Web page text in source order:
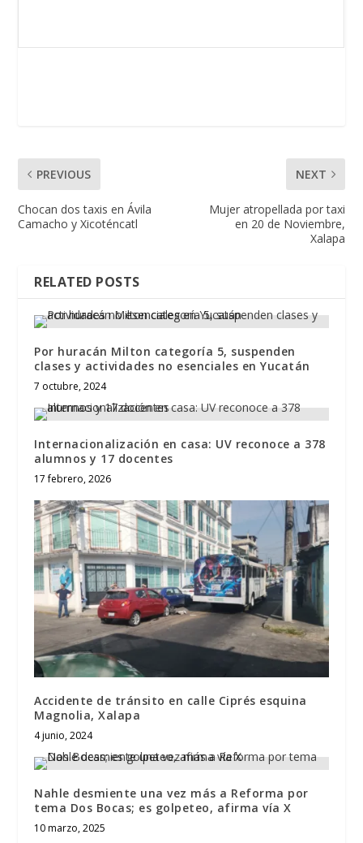
PREVIOUS
Chocan dos taxis en Ávila
Camacho y Xicoténcatl
NEXT
Mujer atropellada por taxi
en 20 de Noviembre,
Xalapa
RELATED POSTS
Por huracán Milton categoría 5, suspenden
clases y actividades no esenciales en Yucatán
7 octubre, 2024
Internacionalización en casa: UV reconoce a 378
alumnos y 17 docentes
17 febrero, 2026
Accidente de tránsito en calle Ciprés esquina
Magnolia, Xalapa
4 junio, 2024
Nahle desmiente una vez más a Reforma por
tema Dos Bocas; es golpeteo, afirma vía X
10 marzo, 2025